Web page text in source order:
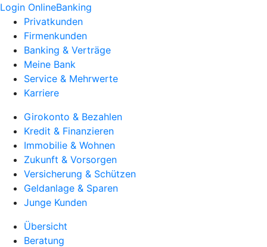
Login OnlineBanking
Privatkunden
Firmenkunden
Banking & Verträge
Meine Bank
Service & Mehrwerte
Karriere
Girokonto & Bezahlen
Kredit & Finanzieren
Immobilie & Wohnen
Zukunft & Vorsorgen
Versicherung & Schützen
Geldanlage & Sparen
Junge Kunden
Übersicht
Beratung